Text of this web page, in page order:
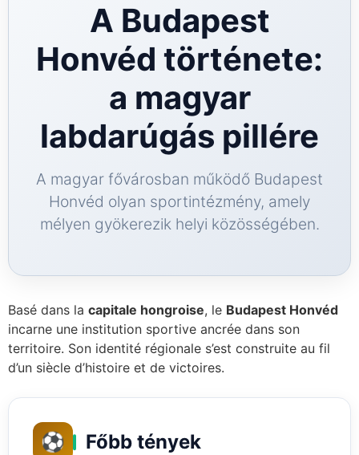
A Budapest
Honvéd története:
a magyar
labdarúgás pillére
A magyar fővárosban működő Budapest
Honvéd olyan sportintézmény, amely
mélyen gyökerezik helyi közösségében.
Basé dans la capitale hongroise, le Budapest Honvéd
incarne une institution sportive ancrée dans son
territoire. Son identité régionale s’est construite au fil
d’un siècle d’histoire et de victoires.
⚽ Főbb tények